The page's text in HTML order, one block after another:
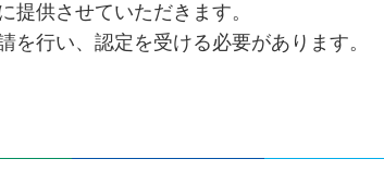
供させていただきます。
行い、認定を受ける必要があります。